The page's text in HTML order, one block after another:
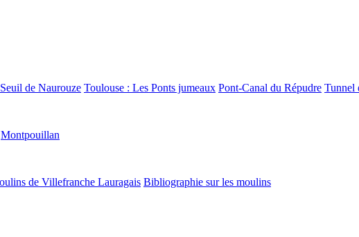
de Naurouze Toulouse : Les Ponts jumeaux Pont-Canal du Répudre Tunnel
Montpouillan
de Villefranche Lauragais Bibliographie sur les moulins